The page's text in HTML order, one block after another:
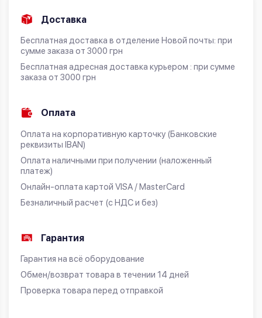
Доставка
Бесплатная доставка в отделение Новой почты: при
сумме заказа от 3000 грн
Бесплатная адресная доставка курьером : при сумме
заказа от 3000 грн
Оплата
Оплата на корпоративную карточку (Банковские
реквизиты IBAN)
Оплата наличными при получении (наложенный
платеж)
Онлайн-оплата картой VISA / MasterCard
Безналичный расчет (с НДС и без)
Гарантия
Гарантия на всё оборудование
Обмен/возврат товара в течении 14 дней
Проверка товара перед отправкой